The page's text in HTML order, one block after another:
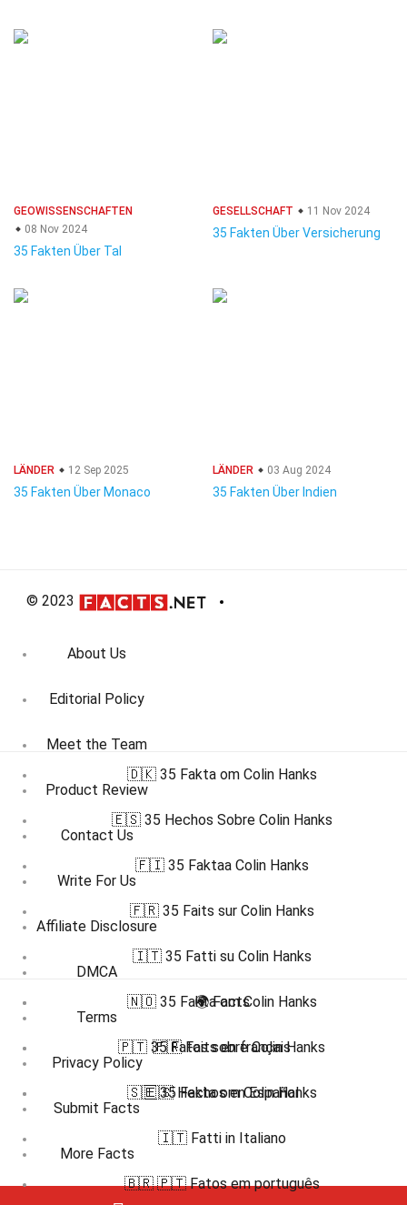
GEOWISSENSCHAFTEN
08 Nov 2024
35 Fakten Über Tal
GESELLSCHAFT 11 Nov 2024
35 Fakten Über Versicherung
LÄNDER 12 Sep 2025
35 Fakten Über Monaco
LÄNDER 03 Aug 2024
35 Fakten Über Indien
© 2023
About Us
Editorial Policy
Meet the Team
Product Review
Contact Us
Write For Us
Affiliate Disclosure
DMCA
Terms
Privacy Policy
Submit Facts
More Facts
🇩🇰 35 Fakta om Colin Hanks
🇪🇸 35 Hechos Sobre Colin Hanks
🇫🇮 35 Faktaa Colin Hanks
🇫🇷 35 Faits sur Colin Hanks
🇮🇹 35 Fatti su Colin Hanks
🇳🇴 35 Fakta om Colin Hanks
🇵🇹 35 Fatos sobre Colin Hanks
🇸🇪 35 Fakta om Colin Hanks
🌍 Facts
🇫🇷 Faits en français
🇪🇸 Hechos en Español
🇮🇹 Fatti in Italiano
🇧🇷 🇵🇹 Fatos em português